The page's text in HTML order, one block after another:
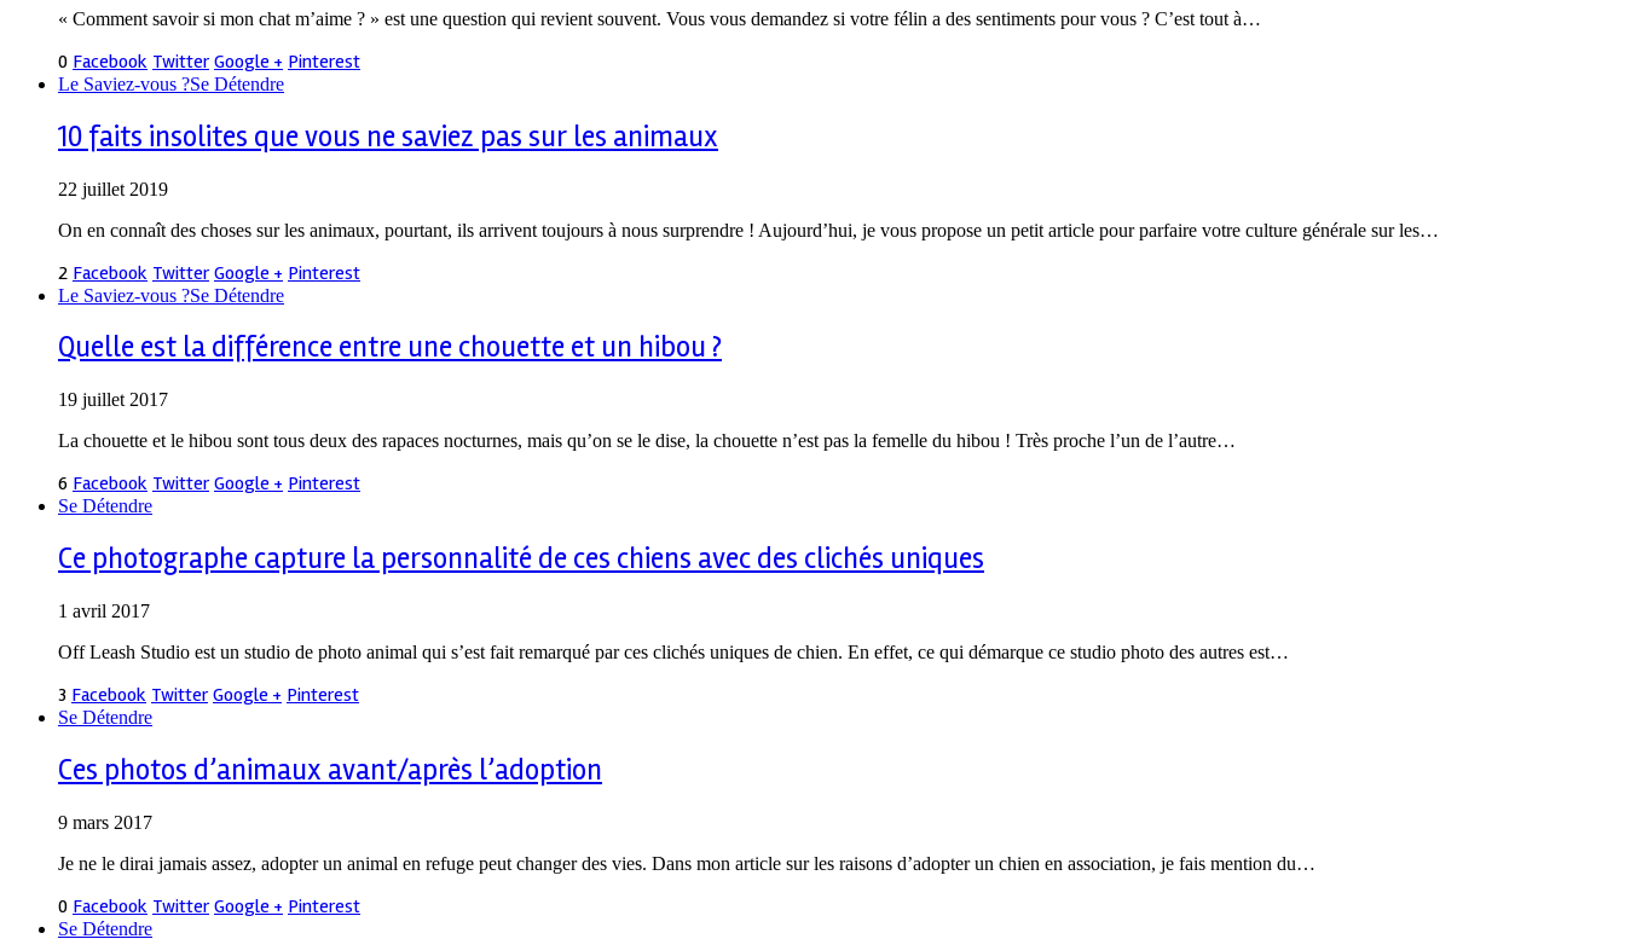
« Comment savoir si mon chat m’aime ? » est une question qui revient souvent. Vous vous demandez si votre félin a des sentiments pour vous ? C’est tout à…
0 Facebook Twitter Google + Pinterest
Le Saviez-vous ?Se Détendre
10 faits insolites que vous ne saviez pas sur les animaux
22 juillet 2019
On en connaît des choses sur les animaux, pourtant, ils arrivent toujours à nous surprendre ! Aujourd’hui, je vous propose un petit article pour parfaire votre culture générale sur les…
2 Facebook Twitter Google + Pinterest
Le Saviez-vous ?Se Détendre
Quelle est la différence entre une chouette et un hibou ?
19 juillet 2017
La chouette et le hibou sont tous deux des rapaces nocturnes, mais qu’on se le dise, la chouette n’est pas la femelle du hibou ! Très proche l’un de l’autre…
6 Facebook Twitter Google + Pinterest
Se Détendre
Ce photographe capture la personnalité de ces chiens avec des clichés uniques
1 avril 2017
Off Leash Studio est un studio de photo animal qui s’est fait remarqué par ces clichés uniques de chien. En effet, ce qui démarque ce studio photo des autres est…
3 Facebook Twitter Google + Pinterest
Se Détendre
Ces photos d’animaux avant/après l’adoption
9 mars 2017
Je ne le dirai jamais assez, adopter un animal en refuge peut changer des vies. Dans mon article sur les raisons d’adopter un chien en association, je fais mention du…
0 Facebook Twitter Google + Pinterest
Se Détendre